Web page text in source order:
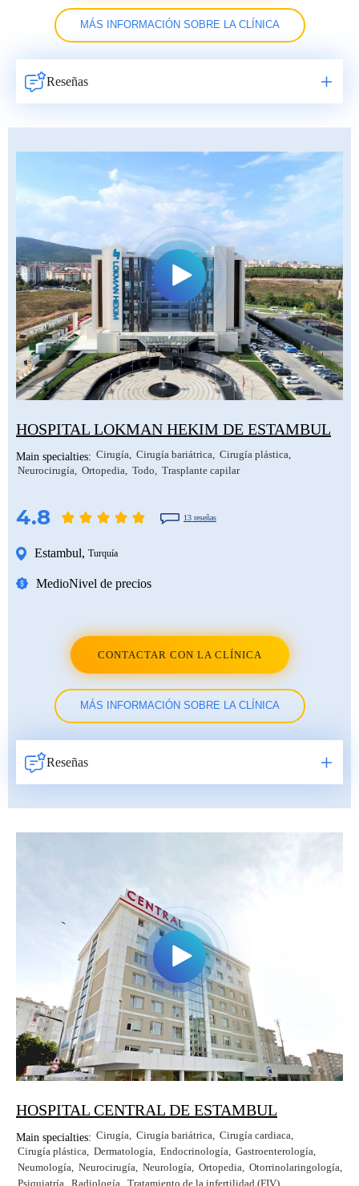
MÁS INFORMACIÓN SOBRE LA CLÍNICA
Reseñas
HOSPITAL LOKMAN HEKIM DE ESTAMBUL
Main specialties: Cirugía Cirugía bariátrica Cirugía plástica
Neurocirugía Ortopedia Todo Trasplante capilar
4.8 13 reseñas
Estambul, Turquía
MedioNivel de precios
CONTACTAR CON LA CLÍNICA
MÁS INFORMACIÓN SOBRE LA CLÍNICA
Reseñas
HOSPITAL CENTRAL DE ESTAMBUL
Main specialties: Cirugía Cirugía bariátrica Cirugía cardiaca
Cirugía plástica Dermatología Endocrinología Gastroenterología
Neumología Neurocirugía Neurología Ortopedia Otorrinolaringología
Psiquiatría
Radiología Tratamiento de la infertilidad (FIV)